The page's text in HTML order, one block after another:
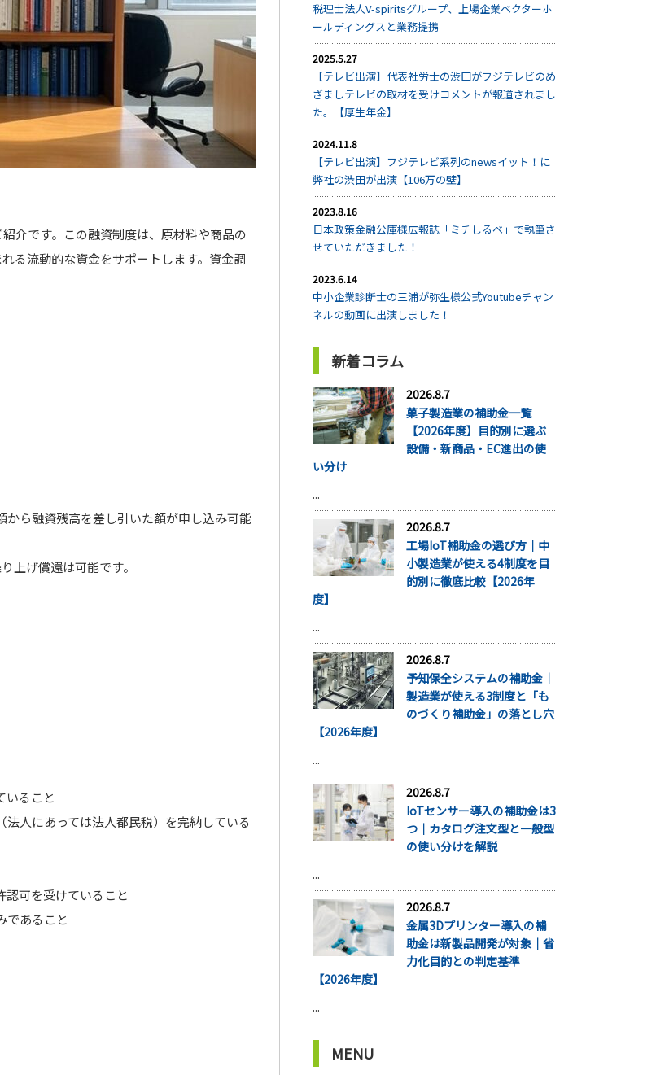
介です。この融資制度は、原材料や商品の
る流動的な資金をサポートします。資金調
ら融資残高を差し引いた額が申し込み可能
上げ償還は可能です。
いること
人にあっては法人都民税）を完納している
認可を受けていること
であること
税理士法人V-spiritsグループ、上場企業ベクターホ
ールディングスと業務提携
2025.5.27
【テレビ出演】代表社労士の渋田がフジテレビのめ
ざましテレビの取材を受けコメントが報道されまし
た。【厚生年金】
2024.11.8
【テレビ出演】フジテレビ系列のnewsイット！に
弊社の渋田が出演【106万の壁】
2023.8.16
日本政策金融公庫様広報誌「ミチしるべ」で執筆さ
せていただきました！
2023.6.14
中小企業診断士の三浦が弥生様公式Youtubeチャン
ネルの動画に出演しました！
新着コラム
2026.8.7
菓子製造業の補助金一覧
【2026年度】目的別に選ぶ
設備・新商品・EC進出の使
い分け
...
2026.8.7
工場IoT補助金の選び方｜中
小製造業が使える4制度を目
的別に徹底比較【2026年
度】
...
2026.8.7
予知保全システムの補助金｜
製造業が使える3制度と「も
のづくり補助金」の落とし穴
【2026年度】
...
2026.8.7
IoTセンサー導入の補助金は3
つ｜カタログ注文型と一般型
の使い分けを解説
...
2026.8.7
金属3Dプリンター導入の補
助金は新製品開発が対象｜省
力化目的との判定基準
【2026年度】
...
MENU